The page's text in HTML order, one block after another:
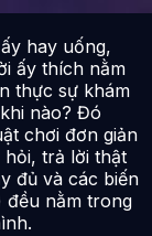
hay uống,
ấy thích nằm
thực sự khám
nào? Đó
chơi đơn giản
trả lời thật
đủ và các biến
đều nằm trong